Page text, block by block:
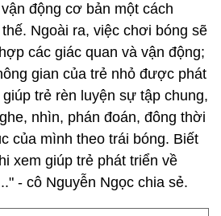
động cơ bản một cách
Ngoài ra, việc chơi bóng sẽ
các giác quan và vận động;
gian của trẻ nhỏ được phát
trẻ rèn luyện sự tập chung,
nhìn, phán đoán, đông thời
của mình theo trái bóng. Biết
xem giúp trẻ phát triển về
- cô Nguyễn Ngọc chia sẻ.